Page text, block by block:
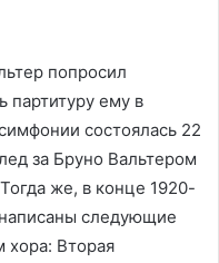
попросил
партитуру ему в
состоялась 22
за Бруно Вальтером
же, в конце 1920-
следующие
Вторая